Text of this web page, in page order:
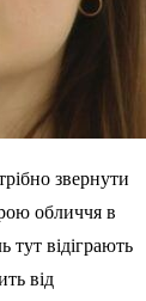
звернути
обличчя в
відіграють
від